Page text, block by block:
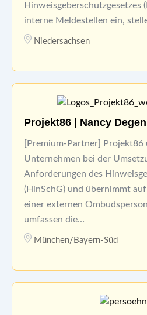
Hinweisgeberschutzgesetzes
interne Meldestellen ein,
Niedersachsen
Projekt86 | Nancy
[Premium-Partner]
Unternehmen bei der
Anforderungen des
(HinSchG) und übernimmt
einer externen
umfassen die…
München/Bayern-Süd